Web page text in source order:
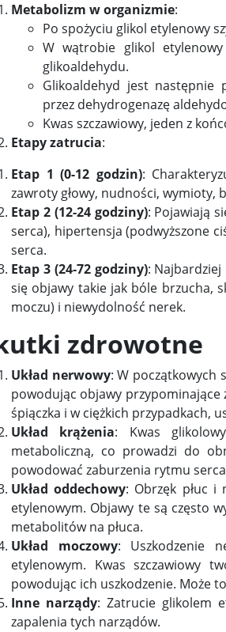
Metabolizm w organizmie:
Po spożyciu glikol etylenowy
W wątrobie glikol
glikoaldehydu.
Glikoaldehyd jest następnie
przez dehydrogenazę
Kwas szczawiowy, jeden z
Etapy zatrucia:
Etap 1 (0-12 godzin):
zawroty głowy, nudności, wymioty,
Etap 2 (12-24 godziny): Pojawiają
serca), hipertensja (podwyższone
serca.
Etap 3 (24-72 godziny): Najbardziej
się objawy takie jak bóle brzucha,
moczu) i niewydolność nerek.
zdrowotne
Układ nerwowy: W początkowych
powodując objawy przypominające
śpiączka i w ciężkich przypadkach,
Układ krążenia: Kwas
metaboliczną, co prowadzi do
powodować zaburzenia rytmu
Układ oddechowy: Obrzęk płuc i
etylenowym. Objawy te są często
metabolitów na płuca.
Układ moczowy: Uszkodzenie
etylenowym. Kwas szczawiowy
powodując ich uszkodzenie. Może
Inne narządy: Zatrucie glikolem
zapalenia tych narządów.